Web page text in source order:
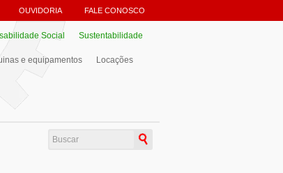
OUVIDORIA FALE CONOSCO
Social Sustentabilidade
e equipamentos Locações